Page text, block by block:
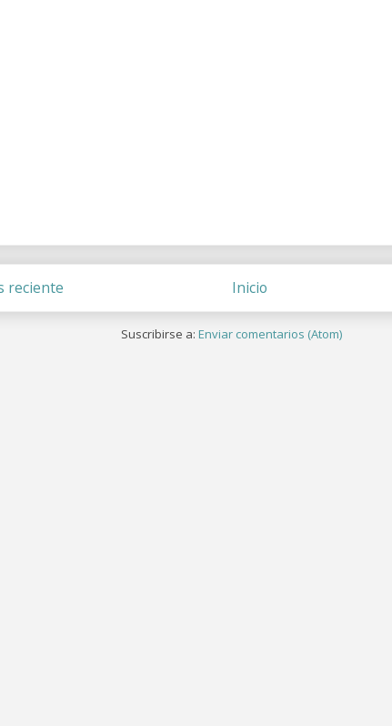
reciente Inicio
Suscribirse a: Enviar comentarios (Atom)